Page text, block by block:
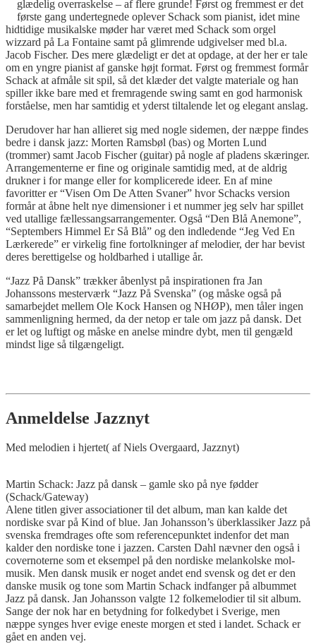
glædelig overraskelse – af flere grunde! Først og fremmest er det
første gang undertegnede oplever Schack som pianist, idet mine
hidtidige musikalske møder har været med Schack som orgel
wizzard på La Fontaine samt på glimrende udgivelser med bl.a.
Jacob Fischer. Des mere glædeligt er det at opdage, at der her er tale
om en yngre pianist af ganske højt format. Først og fremmest formår
Schack at afmåle sit spil, så det klæder det valgte materiale og han
spiller ikke bare med et fremragende swing samt en god harmonisk
forståelse, men har samtidig et yderst tiltalende let og elegant anslag.
Derudover har han allieret sig med nogle sidemen, der næppe findes
bedre i dansk jazz: Morten Ramsbøl (bas) og Morten Lund
(trommer) samt Jacob Fischer (guitar) på nogle af pladens skæringer.
Arrangementerne er fine og originale samtidig med, at de aldrig
drukner i for mange eller for komplicerede ideer. En af mine
favoritter er “Visen Om De Atten Svaner” hvor Schacks version
formår at åbne helt nye dimensioner i et nummer jeg selv har spillet
ved utallige fællessangsarrangementer. Også “Den Blå Anemone”,
“Septembers Himmel Er Så Blå” og den indledende “Jeg Ved En
Lærkerede” er virkelig fine fortolkninger af melodier, der har bevist
deres berettigelse og holdbarhed i utallige år.
“Jazz På Dansk” trækker åbenlyst på inspirationen fra Jan
Johanssons mesterværk “Jazz På Svenska” (og måske også på
samarbejdet mellem Ole Kock Hansen og NHØP), men tåler ingen
sammenligning hermed, da der netop er tale om jazz på dansk. Det
er let og luftigt og måske en anelse mindre dybt, men til gengæld
mindst lige så tilgængeligt.
Anmeldelse Jazznyt
Med melodien i hjertet( af Niels Overgaard, Jazznyt)
Martin Schack: Jazz på dansk – gamle sko på nye fødder
(Schack/Gateway)
Alene titlen giver associationer til det album, man kan kalde det
nordiske svar på Kind of blue. Jan Johansson’s überklassiker Jazz på
svenska fremdrages ofte som referencepunktet indenfor det man
kalder den nordiske tone i jazzen. Carsten Dahl nævner den også i
covernoterne som et eksempel på den nordiske melankolske mol-
musik. Men dansk musik er noget andet end svensk og det er den
danske musik og tone som Martin Schack indfanger på albummet
Jazz på dansk. Jan Johansson valgte 12 folkemelodier til sit album.
Sange der nok har en betydning for folkedybet i Sverige, men
næppe synges hver evige eneste morgen et sted i landet. Schack er
gået en anden vej.